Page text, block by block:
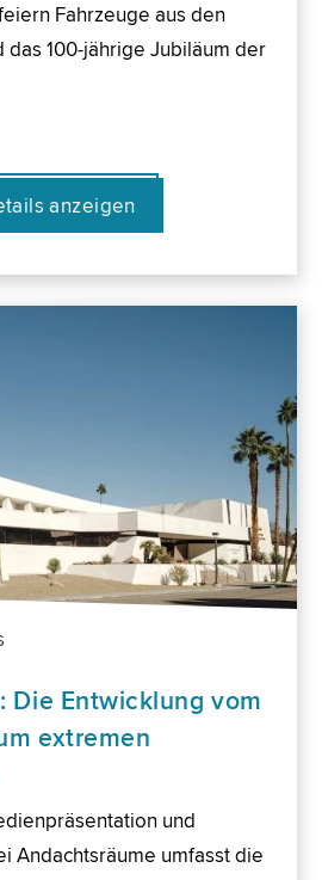
Fahrzeuge aus den
das 100-jährige Jubiläum der
anzeigen
Die Entwicklung vom
extremen
und
Andachtsräume umfasst die